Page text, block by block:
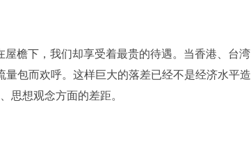
檐下，我们却享受着最贵的待遇。当香港、台湾
包而欢呼。这样巨大的落差已经不是经济水平造
思想观念方面的差距。